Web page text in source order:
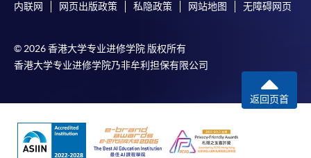
内联网 网页出版政策 私隐政策 网站地图 无障碍网页
© 2026 香港大学专业进修学院 版权所有
香港大学专业进修学院乃非牟利担保有限公司
返回页首